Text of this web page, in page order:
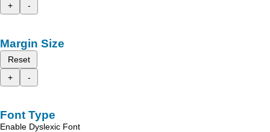
+
-
Margin Size
Reset
+
-
Font Type
Enable Dyslexic Font